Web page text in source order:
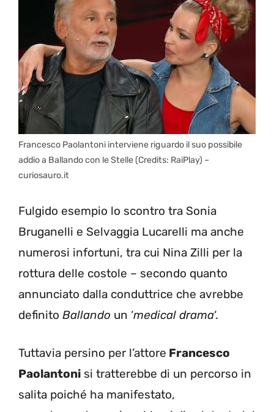
Francesco Paolantoni interviene riguardo il suo possibile
addio a Ballando con le Stelle (Credits: RaiPlay) –
curiosauro.it
Fulgido esempio lo scontro tra Sonia
Bruganelli e Selvaggia Lucarelli ma anche
numerosi infortuni, tra cui Nina Zilli per la
rottura delle costole – secondo quanto
annunciato dalla conduttrice che avrebbe
definito Ballando un ‘medical drama‘.
Tuttavia persino per l’attore Francesco
Paolantoni si tratterebbe di un percorso in
salita poiché ha manifestato,